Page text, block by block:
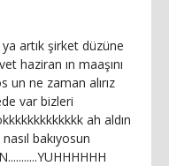
artık şirket düzüne
haziran ın maaşını
un ne zaman alırız
var bizleri
ah aldın
bakıyosun